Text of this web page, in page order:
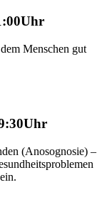
Menschen gut
(Anosognosie) –